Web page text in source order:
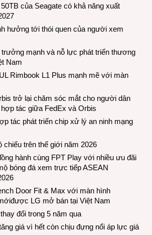
của Seagate có khả năng xuất
hưởng tới thói quen của người xem
trưởng mạnh và nỗ lực phát triển thương
Nam
Rimbook L1 Plus mạnh mẽ với màn
trở lại chăm sóc mắt cho người dân
tác giữa FedEx và Orbis
tác phát triển chip xử lý an ninh mạng
chiếu trên thế giới năm 2026
hành cùng FPT Play với nhiều ưu đãi
bóng đá xem trực tiếp ASEAN
Door Fit & Max với màn hình
LG mở bán tại Việt Nam
đổi trong 5 năm qua
giá vì hết còn chịu đựng nổi áp lực giá